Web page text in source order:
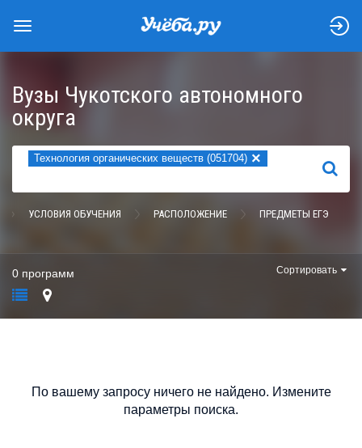
Вузы Чукотского автономного
округа
Технология органических веществ (051704) ×
НАЙТИ
УСЛОВИЯ ОБУЧЕНИЯ РАСПОЛОЖЕНИЕ ПРЕДМЕТЫ ЕГЭ
0 программ Сортировать
По вашему запросу ничего не найдено. Измените
параметры поиска.